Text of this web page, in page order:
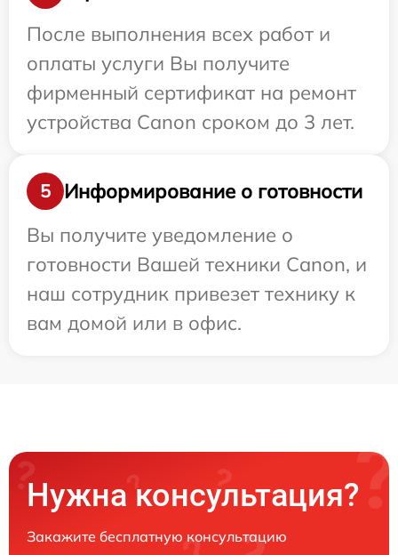
После выполнения всех работ и
оплаты услуги Вы получите
фирменный сертификат на ремонт
устройства Canon сроком до 3 лет.
5
Информирование о готовности
Вы получите уведомление о
готовности Вашей техники Canon, и
наш сотрудник привезет технику к
вам домой или в офис.
Нужна консультация?
Закажите бесплатную консультацию